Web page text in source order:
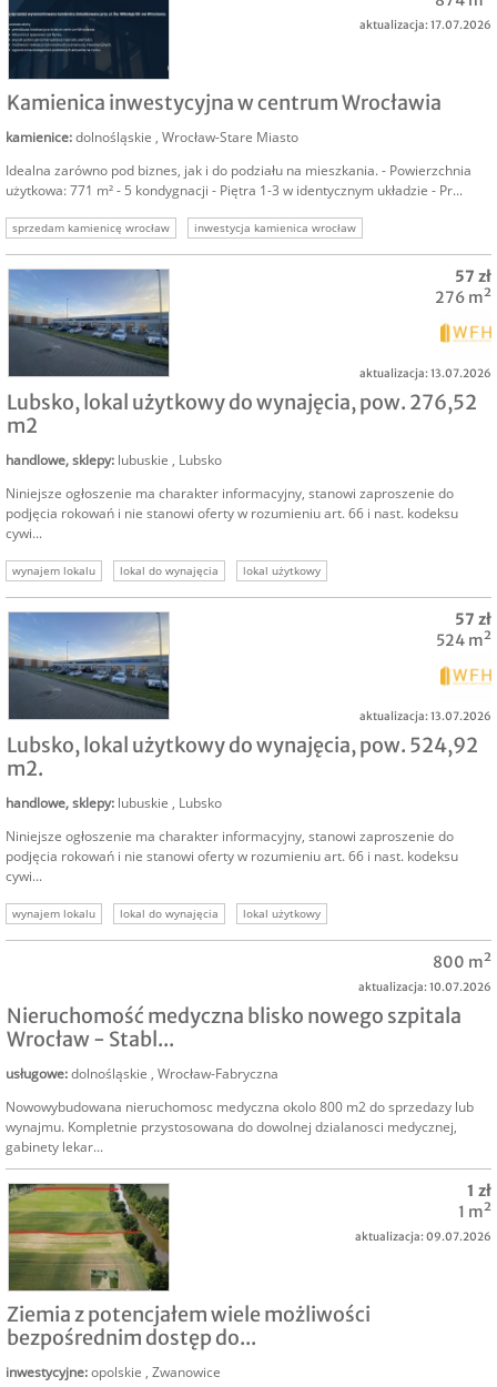
Kamienica inwestycyjna w centrum Wrocławia
kamienice:dolnośląskie , Wrocław-Stare Miasto
Idealna zarówno pod biznes, jak i do podziału na mieszkania. - Powierzchnia
użytkowa: 771 m² - 5 kondygnacji - Piętra 1-3 w identycznym układzie - Pr...
sprzedam kamienicę wrocław
inwestycja kamienica wrocław
wrocław kamienice
wrocław komercyjne
nieruchomość komercyjna
inwestycja w kamienicę
aktualizacja: 17.07.2026
Lubsko, lokal użytkowy do wynajęcia, pow. 276,52
m2
handlowe, sklepy: lubuskie , Lubsko
Niniejsze ogłoszenie ma charakter informacyjny, stanowi zaproszenie do
podjęcia rokowań i nie stanowi oferty w rozumieniu art. 66 i nast. kodeksu
cywi...
wynajem lokalu lokal do wynajęcia
lokal użytkowy
nieruchomość komercyjna
lokal handlowo-usługowy retail
57 zł
276 m²
aktualizacja: 13.07.2026
Lubsko, lokal użytkowy do wynajęcia, pow. 524,92
m2.
handlowe, sklepy: lubuskie , Lubsko
Niniejsze ogłoszenie ma charakter informacyjny, stanowi zaproszenie do
podjęcia rokowań i nie stanowi oferty w rozumieniu art. 66 i nast. kodeksu
cywi...
wynajem lokalu lokal do wynajęcia
lokal użytkowy
nieruchomość komercyjna
lokal usługowy
lokal handlowy
57 zł
524 m²
aktualizacja: 13.07.2026
Nieruchomość medyczna blisko nowego szpitala
Wrocław - Stabl...
usługowe:dolnośląskie , Wrocław-Fabryczna
Nowowybudowana nieruchomosc medyczna okolo 800 m2 do sprzedazy lub
wynajmu. Kompletnie przystosowana do dowolnej dzialanosci medycznej,
gabinety lekar...
800 m²
aktualizacja: 10.07.2026
Ziemia z potencjałem wiele możliwości
bezpośrednim dostęp do...
inwestycyjne:opolskie , Zwanowice
1 zł
1 m²
aktualizacja: 09.07.2026